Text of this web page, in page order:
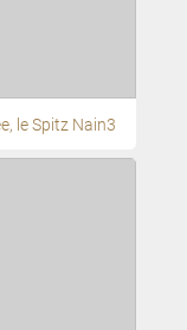
le Spitz Nain3